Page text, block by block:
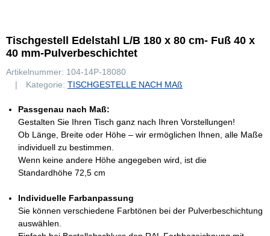
Tischgestell Edelstahl L/B 180 x 80 cm- Fuß 40 x
40 mm-Pulverbeschichtet
Artikelnummer: 104-14P-18080
Kategorie: TISCHGESTELLE NACH MAß
Passgenau nach Maß:
Gestalten Sie Ihren Tisch ganz nach Ihren Vorstellungen!
Ob Länge, Breite oder Höhe – wir ermöglichen Ihnen, alle Maße
individuell zu bestimmen.
Wenn keine andere Höhe angegeben wird, ist die
Standardhöhe 72,5 cm
Individuelle Farbanpassung
Sie können verschiedene Farbtönen bei der Pulverbeschichtung
auswählen.